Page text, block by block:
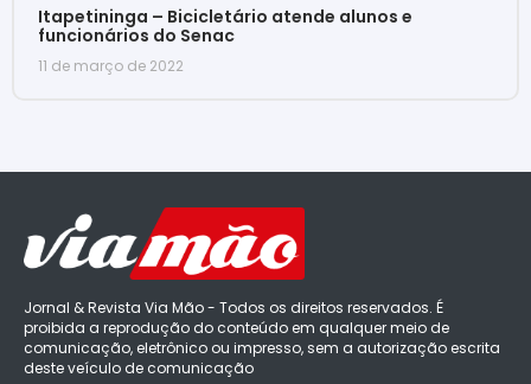
Itapetininga – Bicicletário atende alunos e
funcionários do Senac
11 de março de 2022
Jornal & Revista Via Mão - Todos os direitos reservados. É
proibida a reprodução do conteúdo em qualquer meio de
comunicação, eletrônico ou impresso, sem a autorização escrita
deste veículo de comunicação